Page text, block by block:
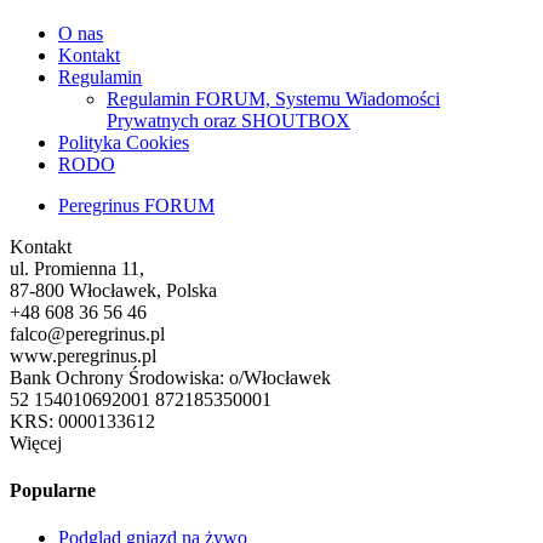
O nas
Kontakt
Regulamin
Regulamin FORUM, Systemu Wiadomości
Prywatnych oraz SHOUTBOX
Polityka Cookies
RODO
Peregrinus FORUM
Kontakt
ul. Promienna 11,
87-800 Włocławek, Polska
+48 608 36 56 46
falco@peregrinus.pl
www.peregrinus.pl
Bank Ochrony Środowiska: o/Włocławek
52 154010692001 872185350001
KRS: 0000133612
Więcej
Popularne
Podgląd gniazd na żywo